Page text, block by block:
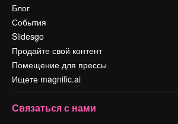
Блог
События
Slidesgo
Продайте свой контент
Помещение для прессы
Ищете magnific.ai
Связаться с нами